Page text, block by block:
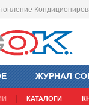
ЖУРНАЛ
КАТАЛОГИ